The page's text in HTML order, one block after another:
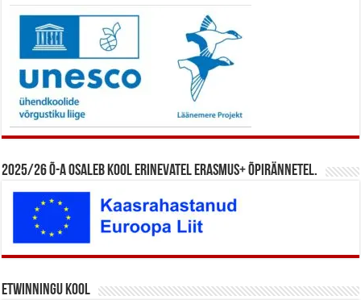
2025/26 õ-a osaleb kool erinevatel Erasmus+ õpirännetel.
eTwinningu kool